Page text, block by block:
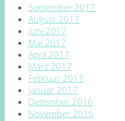
September 2017
August 2017
Juni 2017
Mai 2017
April 2017
März 2017
Februar 2017
Januar 2017
Dezember 2016
November 2016